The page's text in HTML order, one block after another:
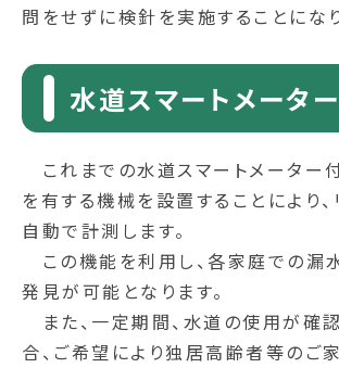
問をせずに検針を実施することになり
水道スマートメータ
これまでの水道スマートメーター
を有する機械を設置することにより
自動で計測します。
この機能を利用し、各家庭での漏
発見が可能となります。
また、一定期間、水道の使用が確
合、ご希望により独居高齢者等のご